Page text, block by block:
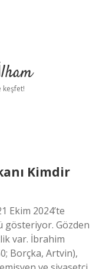
keşfet!
Kimdir
Ekim 2024’te
gösteriyor. Gözden
var. İbrahim
Borçka, Artvin),